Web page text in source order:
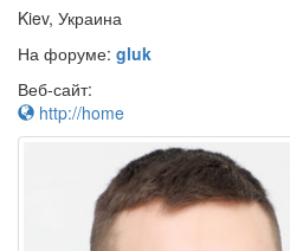
Kiev, Украина
На форуме: gluk
Веб-сайт:
http://home